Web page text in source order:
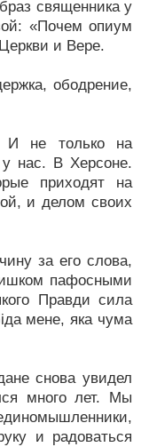
священника у
«Почем опиум
и Вере.
ободрение,
И не только на
нас. В Херсоне.
приходят на
и делом своих
за его слова,
пафосными
Правди сила
мене, яка чума
снова увидел
много лет. Мы
и радоваться